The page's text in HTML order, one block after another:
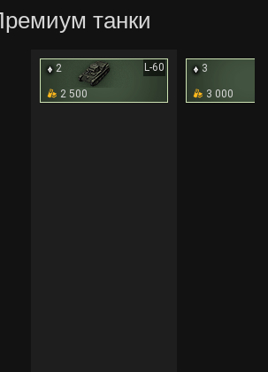
танки
2 L-60
2 500
3
3 000